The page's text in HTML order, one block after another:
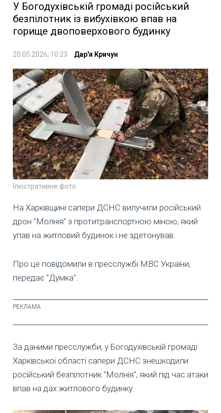
У Богодухівській громаді російський
безпілотник із вибухівкою впав на
горище двоповерхового будинку
20.05.2026, 10:23 Дар'я Кричун
Ілюстративне фото
На Харківщині сапери ДСНС вилучили російський
дрон "Молнія" з протитранспортною міною, який
упав на житловий будинок і не здетонував.
Про це повідомили в пресслужбі МВС України,
передає "Думка".
За даними пресслужби, у Богодухівській громаді
Харківської області сапери ДСНС знешкодили
російський безпілотник "Молнія", який під час атаки
впав на дах житлового будинку.